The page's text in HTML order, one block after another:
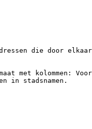
die door
met kolommen:
in stadsnamen.